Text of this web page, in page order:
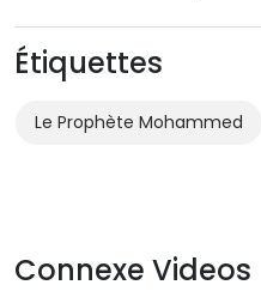
Étiquettes
Le Prophète Mohammed
Connexe Videos